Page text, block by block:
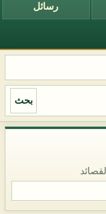
رسائل
بحث